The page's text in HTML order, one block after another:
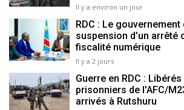
Il y a environ un jour
RDC : Le gouvernement
suspension d’un arrêté
fiscalité numérique
Il y a 2 jours
Guerre en RDC :
prisonniers de l'AFC/
arrivés à Rutshuru